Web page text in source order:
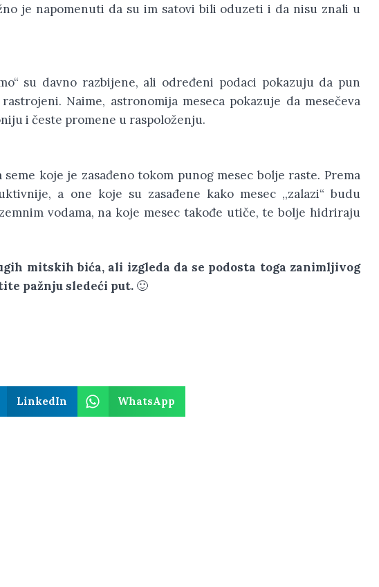
je napomenuti da su im satovi bili oduzeti i da nisu znali u
su davno razbijene, ali određeni podaci pokazuju da pun
Naime, astronomija meseca pokazuje da mesečeva
i česte promene u raspoloženju.
koje je zasađeno tokom punog mesec bolje raste. Prema
a one koje su zasađene kako mesec ,,zalazi“ budu
vodama, na koje mesec takođe utiče, te bolje hidriraju
mitskih bića, ali izgleda da se podosta toga zanimljivog
pažnju sledeći put. 🙂
LinkedIn WhatsApp